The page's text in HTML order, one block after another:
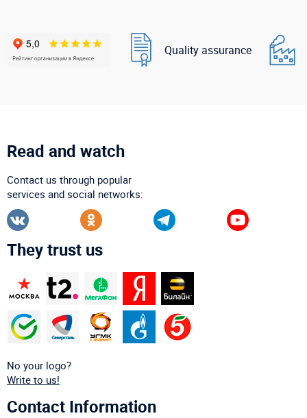
Quality assurance
Read and watch
Contact us through popular
services and social networks:
They trust us
No your logo?
Write to us!
Contact Information